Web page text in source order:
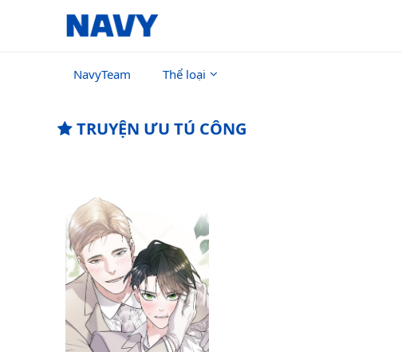
NavyTeam Thể loại
TRUYỆN ƯU TÚ CÔNG